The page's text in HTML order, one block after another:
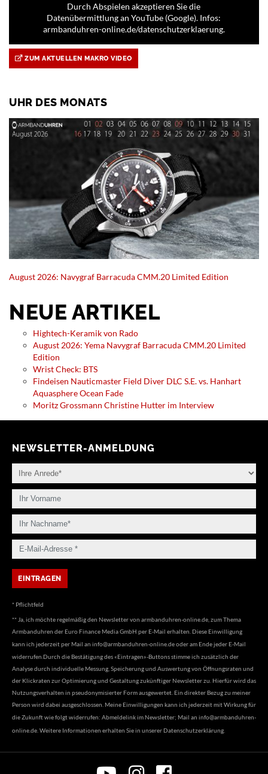
Durch Abspielen akzeptieren Sie die
Datenübermittlung an YouTube (Google). Infos:
armbanduhren-online.de/datenschutzerklaerung.
ZUM AKTUELLEN MAKRO VIDEO
UHR DES MONATS
August 2026: Navygraf Barracuda CMM.20 Limited Edition
NEUE ARTIKEL
Hightech-Keramik von Rado
August 2026: Yema Navygraf Barracuda CMM.20 Limited
Edition
Wrist Check: BTS
Findeisen Nauticmaster Field Diver DLC S.E. vs. Hanhart
Aquasphere Ocean Fade
Moritz Grossmann Christine Hutter im Interview
NEWSLETTER-ANMELDUNG
* Pflichtfeld
** Ja, ich möchte regelmäßig den Newsletter von armbanduhren-online.de, zum Thema
Armbanduhren der Euro Finance Media GmbH per E-Mail erhalten. Diese Einwilligung
kann ich jederzeit per Mail an info@armbanduhren-online.deoder am Ende jeder E-Mail
widerrufen.Durch die Bestätigung des «Eintragen»-Buttons stimme ich zusätzlich der
Analyse durch individuelle Messung, Speicherung und Auswertung von Öffnungsraten und
der Klickraten zur Optimierung und Gestaltung zukünftiger Newsletter zu. Hierfür wird das
Nutzungsverhalten in pseudonymisierter Form ausgewertet. Ein direkter Bezug zu meiner
Person wird dabei ausgeschlossen. Meine Einwilligungen kann ich jederzeit mit Wirkung für
die Zukunft wie folgt widerrufen: Abmeldelink im Newsletter; Mail an info@armbanduhren-
online.de . Weitere Informationen erhalten Sie in unserer Datenschutzerklärung